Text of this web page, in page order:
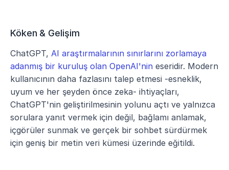
Köken & Gelişim
ChatGPT, AI araştırmalarının sınırlarını zorlamaya
adanmış bir kuruluş olan OpenAI'nin eseridir. Modern
kullanıcının daha fazlasını talep etmesi -esneklik,
uyum ve her şeyden önce zeka- ihtiyaçları,
ChatGPT'nin geliştirilmesinin yolunu açtı ve yalnızca
sorulara yanıt vermek için değil, bağlamı anlamak,
içgörüler sunmak ve gerçek bir sohbet sürdürmek
için geniş bir metin veri kümesi üzerinde eğitildi.